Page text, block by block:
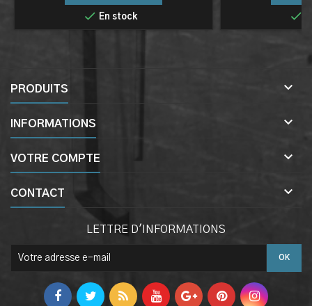
 En stock 
PRODUITS 
INFORMATIONS 
VOTRE COMPTE 
CONTACT 
LETTRE D'INFORMATIONS